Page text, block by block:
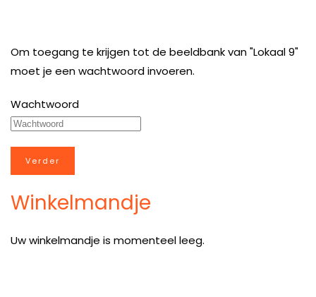
Om toegang te krijgen tot de beeldbank van "Lokaal 9"
moet je een wachtwoord invoeren.
Wachtwoord
Winkelmandje
Uw winkelmandje is momenteel leeg.